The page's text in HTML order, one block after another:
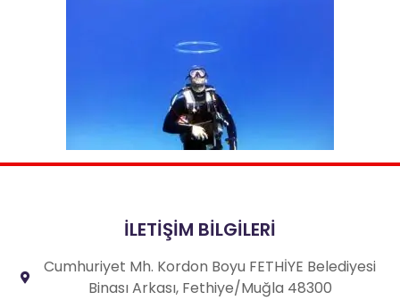
İLETİŞİM BİLGİLERİ
Cumhuriyet Mh. Kordon Boyu FETHİYE Belediyesi
Binası Arkası, Fethiye/Muğla 48300